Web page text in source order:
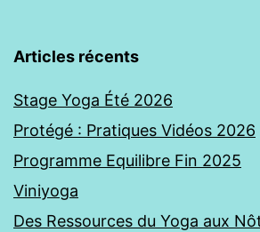
Articles récents
Stage Yoga Été 2026
Protégé : Pratiques Vidéos 2026
Programme Equilibre Fin 2025
Viniyoga
Des Ressources du Yoga aux